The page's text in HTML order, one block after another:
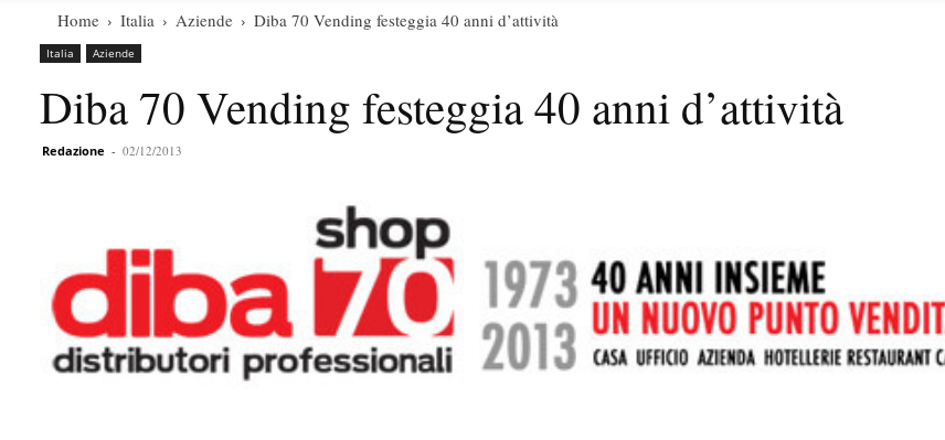
Home Italia Aziende Diba 70 Vending festeggia 40 anni d’attività
Italia Aziende
Diba 70 Vending festeggia 40 anni d’attività
Redazione - 02/12/2013